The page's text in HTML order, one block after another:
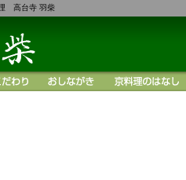
高台寺 羽柴